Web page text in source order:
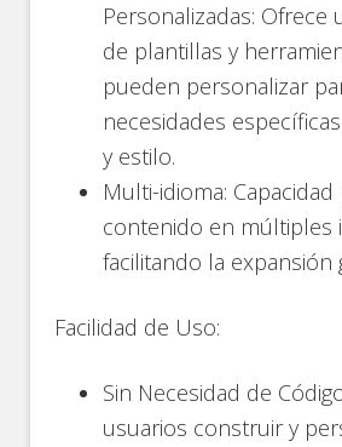
Personalizadas: Ofrece
de plantillas y
pueden personalizar
necesidades
y estilo​.
Multi-idioma:
contenido en múltiples
facilitando la expansión
Facilidad de Uso:
Sin Necesidad de
usuarios construir y